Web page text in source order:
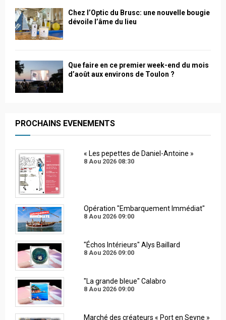
Chez l’Optic du Brusc: une nouvelle bougie
dévoile l’âme du lieu
Que faire en ce premier week-end du mois
d’août aux environs de Toulon ?
PROCHAINS EVENEMENTS
« Les pepettes de Daniel-Antoine »
8 Aou 2026 08:30
Opération "Embarquement Immédiat"
8 Aou 2026 09:00
"Échos Intérieurs" Alys Baillard
8 Aou 2026 09:00
"La grande bleue" Calabro
8 Aou 2026 09:00
Marché des créateurs « Port en Seyne »